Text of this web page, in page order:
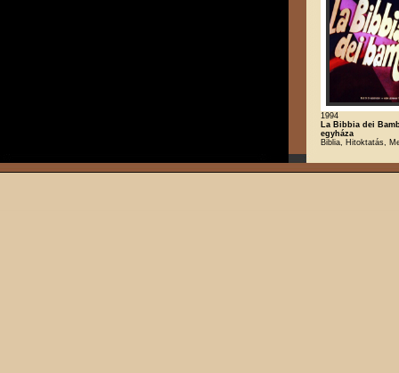
1994
La Bibbia dei
egyháza
Biblia, Hitoktatás,